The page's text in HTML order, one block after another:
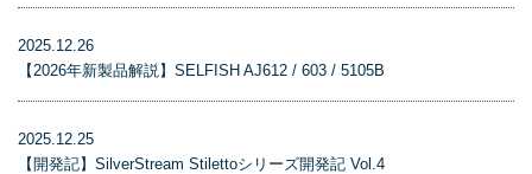
2025.12.26
【2026年新製品解説】SELFISH AJ612 / 603 / 5105B
2025.12.25
【開発記】SilverStream Stilettoシリーズ開発記 Vol.4